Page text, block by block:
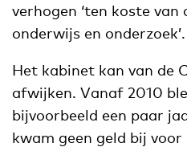
verhogen ‘ten koste
onderwijs en onderzoek’.
Het kabinet kan van de
afwijken. Vanaf 2010
bijvoorbeeld een paar
kwam geen geld bij